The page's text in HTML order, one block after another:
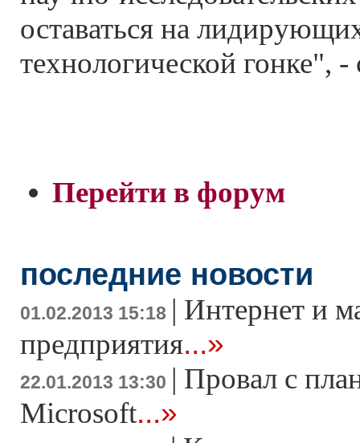
оставаться на
технологической гонке", -
Перейти в форум
последние новости
01.02.2013 15:18 | Интернет и
предприятия...»
22.01.2013 13:30 | Провал с
Microsoft...»